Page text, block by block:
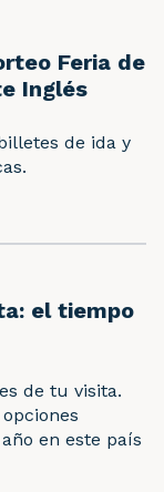
Feria de
Inglés
de ida y
el tiempo
de tu visita.
en este país